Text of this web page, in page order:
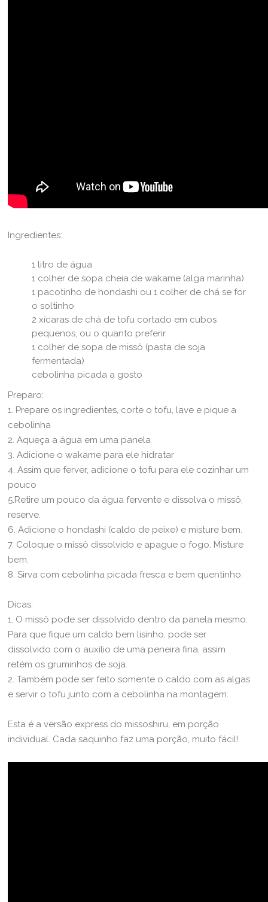
Ingredientes:
1 litro de água
1 colher de sopa cheia de wakame (alga marinha)
1 pacotinho de hondashi ou 1 colher de chá se for
o soltinho
2 xícaras de chá de tofu cortado em cubos
pequenos, ou o quanto preferir
1 colher de sopa de missô (pasta de soja
fermentada)
cebolinha picada a gosto
Preparo:
1. Prepare os ingredientes, corte o tofu, lave e pique a
cebolinha
2. Aqueça a água em uma panela
3. Adicione o wakame para ele hidratar
4. Assim que ferver, adicione o tofu para ele cozinhar um
pouco
5.Retire um pouco da água fervente e dissolva o missô,
reserve.
6. Adicione o hondashi (caldo de peixe) e misture bem.
7. Coloque o missô dissolvido e apague o fogo. Misture
bem.
8. Sirva com cebolinha picada fresca e bem quentinho.
Dicas:
1. O missô pode ser dissolvido dentro da panela mesmo.
Para que fique um caldo bem lisinho, pode ser
dissolvido com o auxílio de uma peneira fina, assim
retém os gruminhos de soja.
2. Também pode ser feito somente o caldo com as algas
e servir o tofu junto com a cebolinha na montagem.
Esta é a versão express do missoshiru, em porção
individual. Cada saquinho faz uma porção, muito fácil!